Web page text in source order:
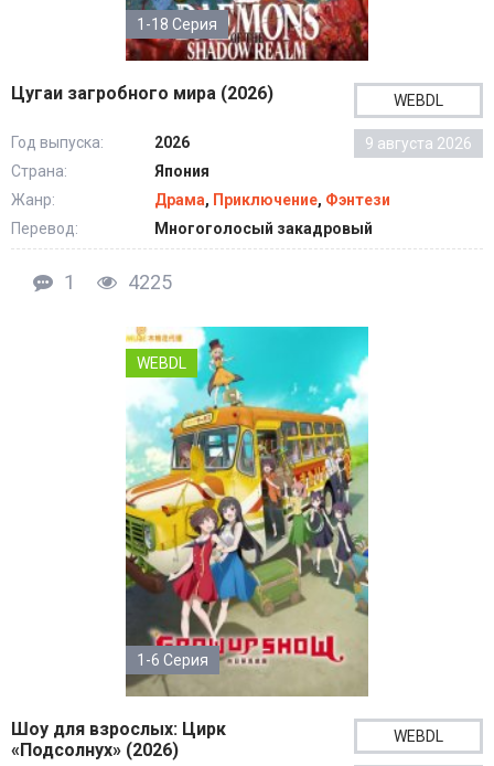
1-18 Серия
Цугаи загробного мира (2026) WEBDL
9 августа 2026
Год выпуска:
2026
Страна:
Япония
Жанр:
Драма, Приключение, Фэнтези
Перевод:
Многоголосый закадровый
1 4225
WEBDL
1-6 Серия
Шоу для взрослых: Цирк
«Подсолнух» (2026)
WEBDL